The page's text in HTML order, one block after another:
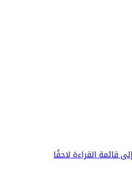
قائمة القراءة لاحقًا